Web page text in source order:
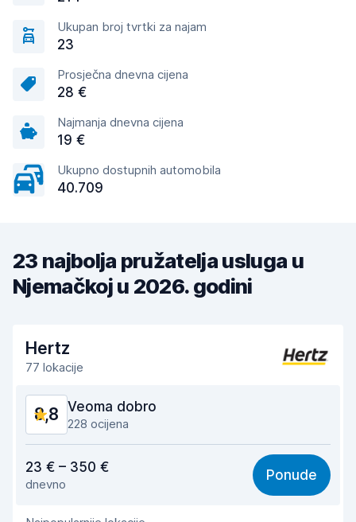
Ukupan broj tvrtki za najam
23
Prosječna dnevna cijena
28 €
Najmanja dnevna cijena
19 €
Ukupno dostupnih automobila
40.709
23 najbolja pružatelja usluga u
Njemačkoj u 2026. godini
Hertz
77 lokacije
8,8 Veoma dobro
228 ocijena
8,5
Lakoća pronalaženja 8,7
23 € – 350 €
dnevno
Ponude